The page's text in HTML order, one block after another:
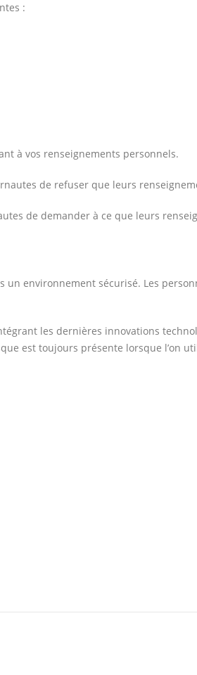
:
à vos renseignements personnels.
de refuser que leurs
de demander à ce que leurs
un environnement sécurisé. Les
les dernières innovations
est toujours présente lorsque l’on